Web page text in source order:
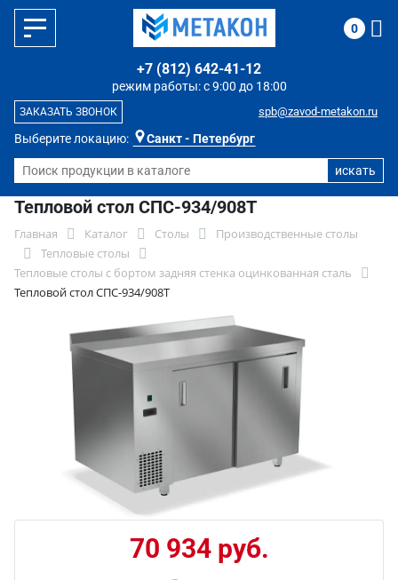
Выберите локацию: Санкт - Петербург
режим работы: с 9:00 до 18:00
+7 (812) 642-41-12
spb@zavod-metakon.ru
ЗАКАЗАТЬ ЗВОНОК
0
Тепловой стол СПС-934/908Т
Главная Каталог Столы
Производственные столы
Тепловые столы
Тепловые столы с бортом задняя стенка оцинкованная сталь
Тепловой стол СПС-934/908Т
70 934 руб.